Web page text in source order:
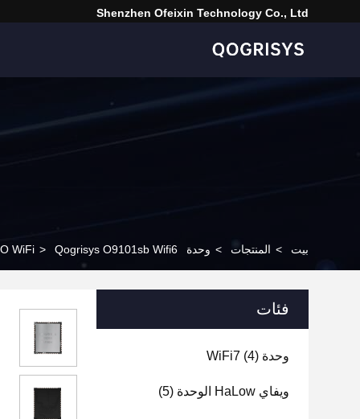
Shenzhen Ofeixin Technology Co., Ltd
بيت > المنتجات > وحدة SDIO WiFi > Qogrisys O9101sb Wifi6 وحدة ثنائية النطاق Wifi مع Bt 1t1r وحدة Wifi واجهة Sdio
فئات
وحدة WiFi7 (4)
ويفاي HaLow الوحدة (5)